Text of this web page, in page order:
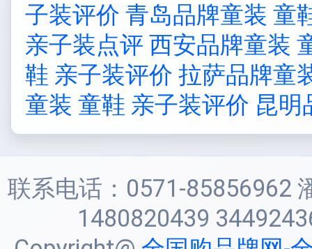
子装评价 青岛品牌童装 童
亲子装点评 西安品牌童装
鞋 亲子装评价 拉萨品牌童
童装 童鞋 亲子装评价 昆明
联系电话：0571-85856962
1480820439